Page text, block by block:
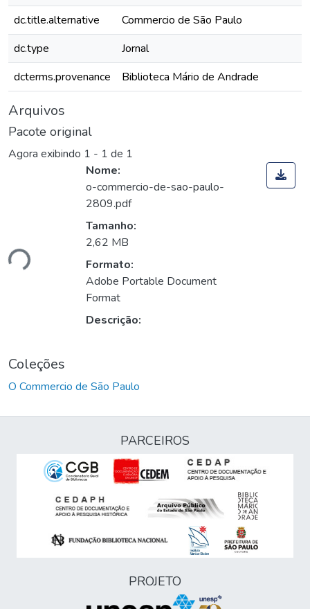
dc.title.alternative
Commercio de São Paulo
dc.type
Jornal
dcterms.provenance
Biblioteca Mário de Andrade
Arquivos
Pacote original
Agora exibindo 1 - 1 de 1
Nome:
o-commercio-de-sao-paulo-
2809.pdf
Tamanho:
2,62 MB
Formato:
Adobe Portable Document
Format
Descrição:
Coleções
O Commercio de São Paulo
PARCEIROS
PROJETO